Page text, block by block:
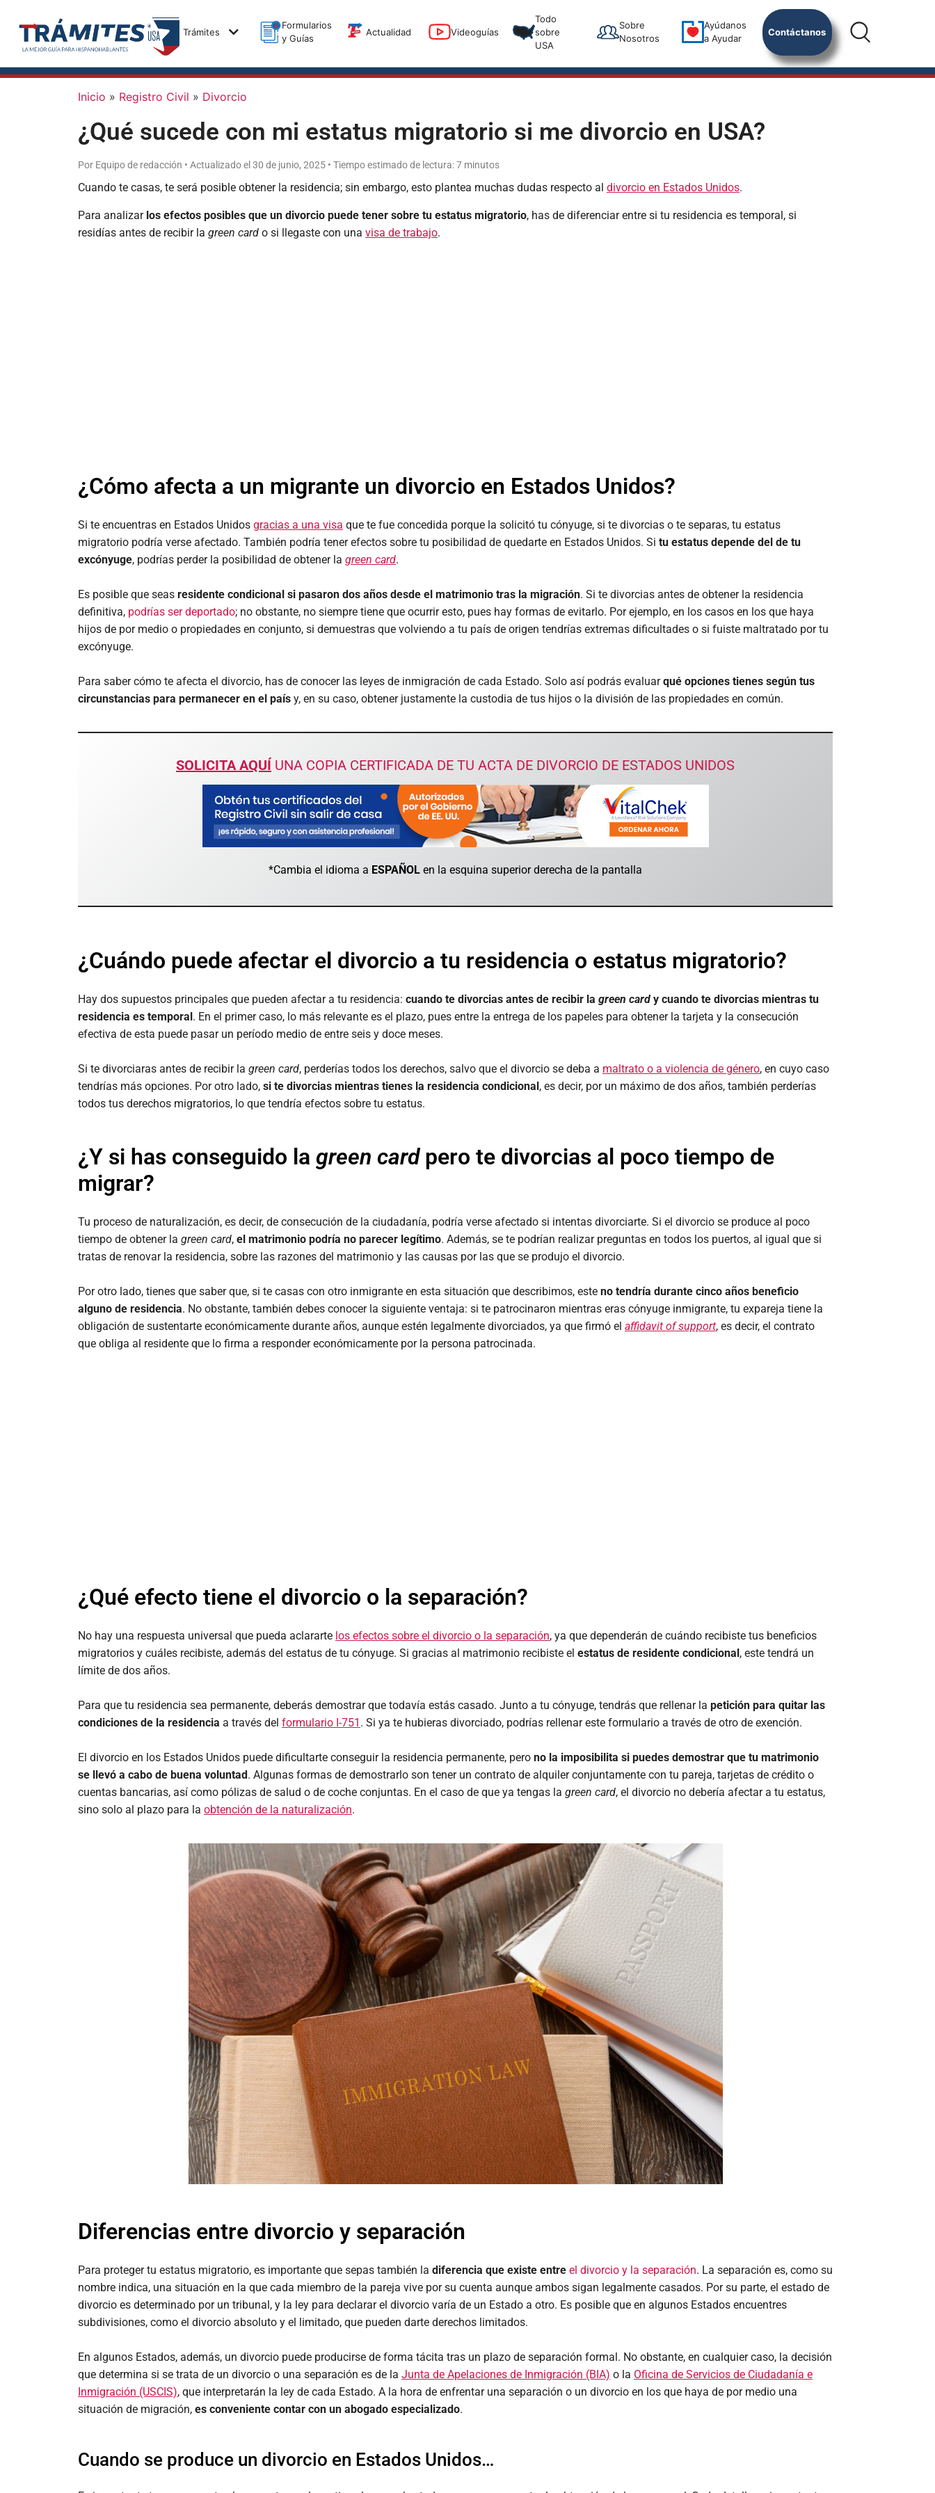
Trámites
Formularios
y Guías
T
T Actualidad Videoguías
Todo
sobre
USA
Sobre
Nosotros
Ayúdanos
a Ayudar
Contáctanos
Inicio » Registro Civil » Divorcio
¿Qué sucede con mi estatus migratorio si me divorcio en USA?
Por Equipo de redacción • Actualizado el 30 de junio, 2025 • Tiempo estimado de lectura: 7 minutos
Cuando te casas, te será posible obtener la residencia; sin embargo, esto plantea muchas dudas respecto al divorcio en Estados Unidos.
Para analizar los efectos posibles que un divorcio puede tener sobre tu estatus migratorio, has de diferenciar entre si tu residencia es temporal, si
residías antes de recibir la green card o si llegaste con una visa de trabajo.
¿Cómo afecta a un migrante un divorcio en Estados Unidos?
Si te encuentras en Estados Unidos gracias a una visa que te fue concedida porque la solicitó tu cónyuge, si te divorcias o te separas, tu estatus
migratorio podría verse afectado. También podría tener efectos sobre tu posibilidad de quedarte en Estados Unidos. Si tu estatus depende del de tu
excónyuge, podrías perder la posibilidad de obtener la green card.
Es posible que seas residente condicional si pasaron dos años desde el matrimonio tras la migración. Si te divorcias antes de obtener la residencia
definitiva, podrías ser deportado; no obstante, no siempre tiene que ocurrir esto, pues hay formas de evitarlo. Por ejemplo, en los casos en los que haya
hijos de por medio o propiedades en conjunto, si demuestras que volviendo a tu país de origen tendrías extremas dificultades o si fuiste maltratado por tu
excónyuge.
Para saber cómo te afecta el divorcio, has de conocer las leyes de inmigración de cada Estado. Solo así podrás evaluarqué opciones tienes según tus
circunstancias para permanecer en el país y, en su caso, obtener justamente la custodia de tus hijos o la división de las propiedades en común.
SOLICITA AQUÍ UNA COPIA CERTIFICADA DE TU ACTA DE DIVORCIO DE ESTADOS UNIDOS
*Cambia el idioma a ESPAÑOL en la esquina superior derecha de la pantalla
¿Cuándo puede afectar el divorcio a tu residencia o estatus migratorio?
Hay dos supuestos principales que pueden afectar a tu residencia: cuando te divorcias antes de recibir la green card y cuando te divorcias mientras tu
residencia es temporal . En el primer caso, lo más relevante es el plazo, pues entre la entrega de los papeles para obtener la tarjeta y la consecución
efectiva de esta puede pasar un período medio de entre seis y doce meses.
Si te divorciaras antes de recibir la green card, perderías todos los derechos, salvo que el divorcio se deba a maltrato o a violencia de género, en cuyo caso
tendrías más opciones. Por otro lado, si te divorcias mientras tienes la residencia condicional , es decir, por un máximo de dos años, también perderías
todos tus derechos migratorios, lo que tendría efectos sobre tu estatus.
¿Y si has conseguido la green cardpero te divorcias al poco tiempo de
migrar?
Tu proceso de naturalización, es decir, de consecución de la ciudadanía, podría verse afectado si intentas divorciarte. Si el divorcio se produce al poco
tiempo de obtener la green card, el matrimonio podría no parecer legítimo. Además, se te podrían realizar preguntas en todos los puertos, al igual que si
tratas de renovar la residencia, sobre las razones del matrimonio y las causas por las que se produjo el divorcio.
Por otro lado, tienes que saber que, si te casas con otro inmigrante en esta situación que describimos, este no tendría durante cinco años beneficio
alguno de residencia. No obstante, también debes conocer la siguiente ventaja: si te patrocinaron mientras eras cónyuge inmigrante, tu expareja tiene la
obligación de sustentarte económicamente durante años, aunque estén legalmente divorciados, ya que firmó el affidavit of support, es decir, el contrato
que obliga al residente que lo firma a responder económicamente por la persona patrocinada.
¿Qué efecto tiene el divorcio o la separación?
No hay una respuesta universal que pueda aclararte los efectos sobre el divorcio o la separación, ya que dependerán de cuándo recibiste tus beneficios
migratorios y cuáles recibiste, además del estatus de tu cónyuge. Si gracias al matrimonio recibiste el estatus de residente condicional , este tendrá un
límite de dos años.
Para que tu residencia sea permanente, deberás demostrar que todavía estás casado. Junto a tu cónyuge, tendrás que rellenar la petición para quitar las
condiciones de la residencia a través del formulario I-751 . Si ya te hubieras divorciado, podrías rellenar este formulario a través de otro de exención.
El divorcio en los Estados Unidos puede dificultarte conseguir la residencia permanente, pero no la imposibilita si puedes demostrar que tu matrimonio
se llevó a cabo de buena voluntad . Algunas formas de demostrarlo son tener un contrato de alquiler conjuntamente con tu pareja, tarjetas de crédito o
cuentas bancarias, así como pólizas de salud o de coche conjuntas. En el caso de que ya tengas la green card, el divorcio no debería afectar a tu estatus,
sino solo al plazo para la obtención de la naturalización.
Diferencias entre divorcio y separación
Para proteger tu estatus migratorio, es importante que sepas también la diferencia que existe entre el divorcio y la separación. La separación es, como su
nombre indica, una situación en la que cada miembro de la pareja vive por su cuenta aunque ambos sigan legalmente casados. Por su parte, el estado de
divorcio es determinado por un tribunal, y la ley para declarar el divorcio varía de un Estado a otro. Es posible que en algunos Estados encuentres
subdivisiones, como el divorcio absoluto y el limitado, que pueden darte derechos limitados.
En algunos Estados, además, un divorcio puede producirse de forma tácita tras un plazo de separación formal. No obstante, en cualquier caso, la decisión
que determina si se trata de un divorcio o una separación es de la Junta de Apelaciones de Inmigración (BIA) o la Oficina de Servicios de Ciudadanía e
Inmigración (USCIS), que interpretarán la ley de cada Estado. A la hora de enfrentar una separación o un divorcio en los que haya de por medio una
situación de migración, es conveniente contar con un abogado especializado.
Cuando se produce un divorcio en Estados Unidos…